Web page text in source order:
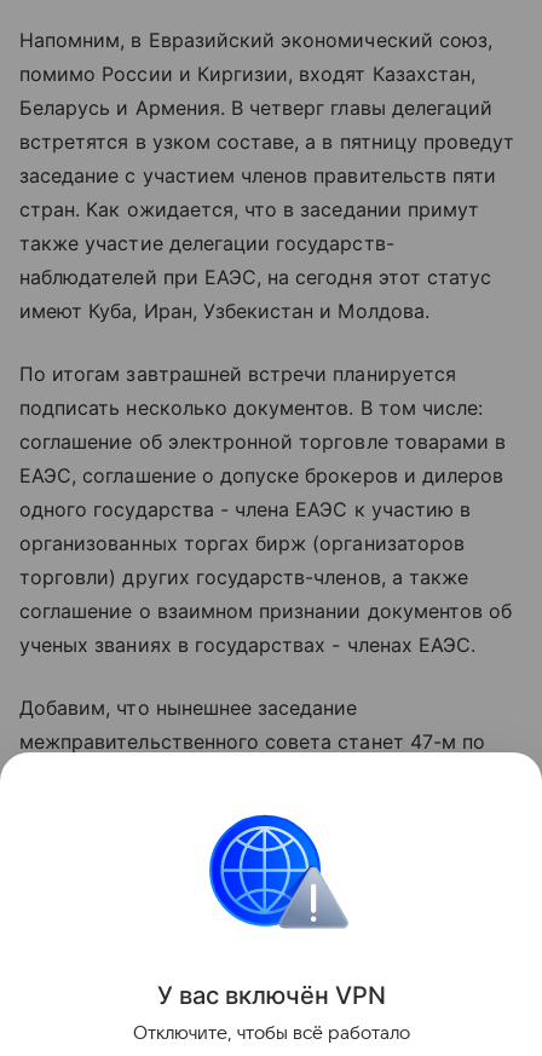
Напомним, в Евразийский экономический союз,
помимо России и Киргизии, входят Казахстан,
Беларусь и Армения. В четверг главы делегаций
встретятся в узком составе, а в пятницу проведут
заседание с участием членов правительств пяти
стран. Как ожидается, что в заседании примут
также участие делегации государств-
наблюдателей при ЕАЭС, на сегодня этот статус
имеют Куба, Иран, Узбекистан и Молдова.
По итогам завтрашней встречи планируется
подписать несколько документов. В том числе:
соглашение об электронной торговле товарами в
ЕАЭС, соглашение о допуске брокеров и дилеров
одного государства - члена ЕАЭС к участию в
организованных торгах бирж (организаторов
торговли) других государств-членов, а также
соглашение о взаимном признании документов об
ученых званиях в государствах - членах ЕАЭС.
Добавим, что нынешнее заседание
межправительственного совета станет 47-м по
экономического союза 1 января 2015 года и
вторым в текущем году. Предыдущее заседание
состоялось 26-27 марта 2026 года в
казахстанском Шымкенте.
Поделиться
У вас включён VPN
Отключите, чтобы всё работало